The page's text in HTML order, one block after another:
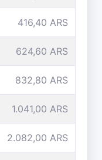
416,40 ARS
624,60 ARS
832,80 ARS
1.041,00 ARS
2.082,00 ARS